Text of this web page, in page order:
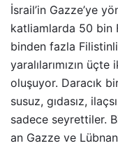
İsrail’in Gazze’ye
katliamlarda 50 bin
binden fazla
yaralılarımızın
oluşuyor. Daracık
susuz, gıdasız,
sadece seyrettiler.
an Gazze ve